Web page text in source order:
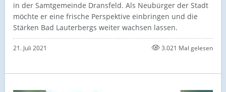
in der Samtgemeinde Dransfeld. Als Neubürger der Stadt
möchte er eine frische Perspektive einbringen und die
Stärken Bad Lauterbergs weiter wachsen lassen.
21. Juli 2021 3.021 Mal gelesen